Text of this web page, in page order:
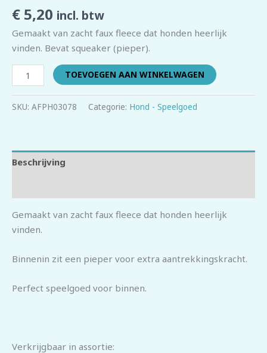
€ 5,20 incl. btw
Gemaakt van zacht faux fleece dat honden heerlijk
vinden. Bevat squeaker (pieper).
TOEVOEGEN AAN WINKELWAGEN
SKU: AFPH03078 Categorie: Hond - Speelgoed
Beschrijving
Gemaakt van zacht faux fleece dat honden heerlijk
vinden.
Binnenin zit een pieper voor extra aantrekkingskracht.
Perfect speelgoed voor binnen.
Verkrijgbaar in assortie: